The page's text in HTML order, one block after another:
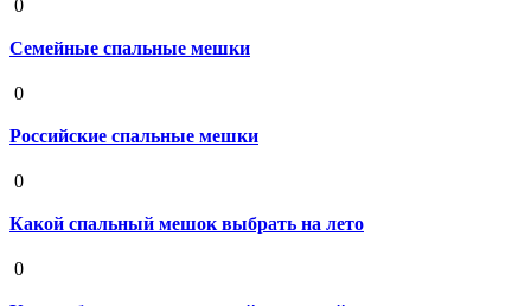
0
Семейные спальные мешки
0
Российские спальные мешки
0
Какой спальный мешок выбрать на лето
0